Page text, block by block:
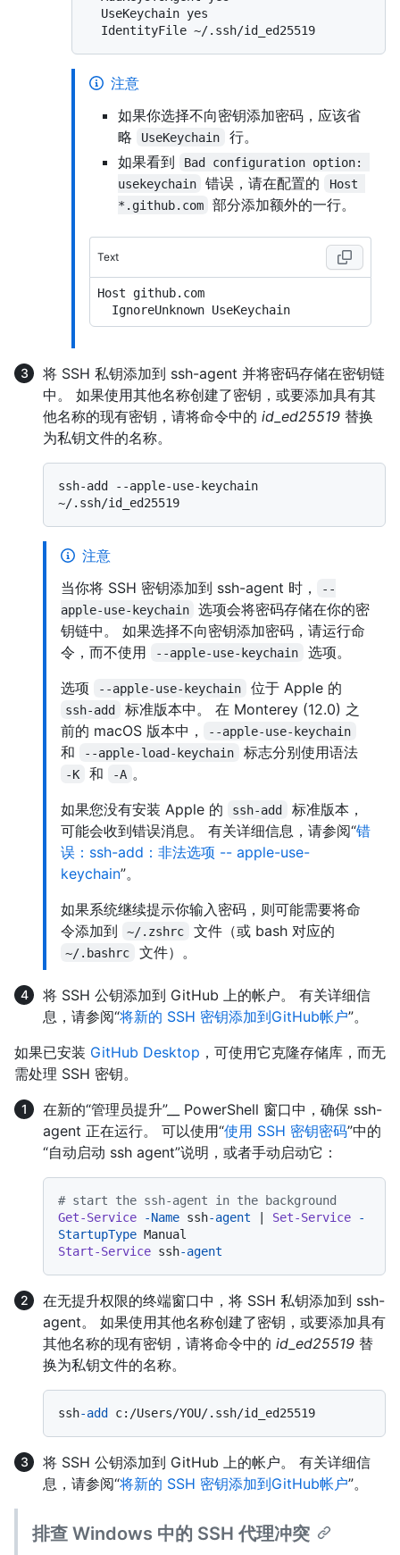
注意
如果你选择不向密钥添加密码，应该省
略
UseKeychain
行。
如果看到
Bad configuration option:
usekeychain
错误，请在配置的
Host
*.github.com
部分添加额外的一行。
Text
Host github.com
将 SSH 私钥添加到 ssh-agent 并将密码存储在密钥链
中。 如果使用其他名称创建了密钥，或要添加具有其
他名称的现有密钥，请将命令中的 id_ed25519 替换
为私钥文件的名称。
ssh-add --apple-use-keychain
注意
当你将 SSH 密钥添加到 ssh-agent 时，
--
apple-use-keychain
选项会将密码存储在你的密
钥链中。 如果选择不向密钥添加密码，请运行命
令，而不使用
--apple-use-keychain
选项。
选项
--apple-use-keychain 位于 Apple 的
ssh-add
标准版本中。 在 Monterey (12.0) 之
前的 macOS 版本中，
--apple-use-keychain
和 --apple-load-keychain 标志分别使用语法
-K 和 -A 。
如果您没有安装 Apple 的
ssh-add
标准版本，
可能会收到错误消息。 有关详细信息，请参阅“错
误：ssh-add：非法选项 -- apple-use-
keychain”。
如果系统继续提示你输入密码，则可能需要将命
令添加到
~/.zshrc 文件（或 bash 对应的
~/.bashrc 文件）。
将 SSH 公钥添加到 GitHub 上的帐户。 有关详细信
息，请参阅“将新的 SSH 密钥添加到GitHub帐户”。
如果已安装 GitHub Desktop ，可使用它克隆存储库，而无
需处理 SSH 密钥。
在新的“管理员提升”__ PowerShell 窗口中，确保 ssh-
agent 正在运行。 可以使用“使用 SSH 密钥密码”中的
“自动启动 ssh agent”说明，或者手动启动它：
# start the ssh-agent in the background
Get-Service
-Name ssh-agent | Set-Service
-
StartupType
Start-Service ssh-agent
在无提升权限的终端窗口中，将 SSH 私钥添加到 ssh-
agent。 如果使用其他名称创建了密钥，或要添加具有
其他名称的现有密钥，请将命令中的 id_ed25519 替
换为私钥文件的名称。
ssh-add
将 SSH 公钥添加到 GitHub 上的帐户。 有关详细信
息，请参阅“将新的 SSH 密钥添加到GitHub帐户”。
排查 Windows 中的 SSH 代理冲突